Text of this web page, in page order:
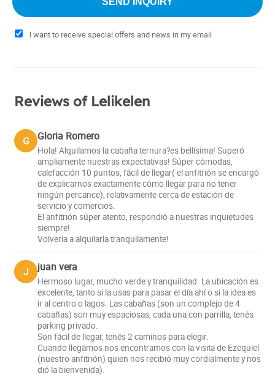
I want to receive special offers and news in my email
Reviews of Lelikelen
G Gloria Romero
Hola! Alquilamos la cabaña ternura?es bellísima! Superó
ampliamente nuestras expectativas! Súper cómodas,
calefacción 10 puntos, fácil de llegar( el anfitrión se encargó
de explicarnos exactamente cómo llegar para no tener
ningún percance), relativamente cerca de estación de
servicio y comercios.
El anfitrión súper atento, respondió a nuestras inquietudes
siempre!
Volvería a alquilarla tranquilamente!
J juan vera
Hermoso lugar, mucho verde y tranquilidad. La ubicación es
excelente, tanto si la usas para pasar el día ahí o si la idea es
ir al centro o lagos. Las cabañas (son un complejo de 4
cabañas) son muy espaciosas, cada una con parrilla, tenés
parking privado.
Son fácil de llegar, tenés 2 caminos para elegir.
Cuando llegamos nos encontramos con la visita de Ezequiel
(nuestro anfitrión) quien nos recibió muy cordialmente y nos
dió la bienvenida).